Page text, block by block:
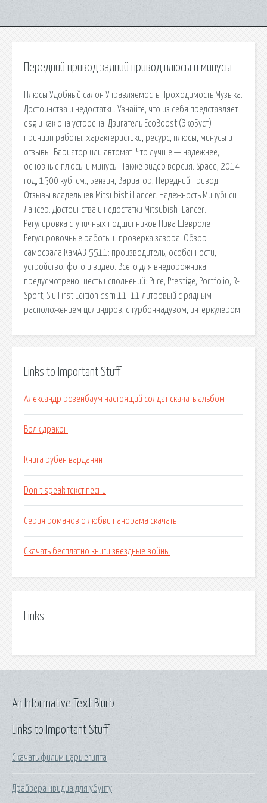
Передний привод задний привод плюсы и минусы
Плюсы Удобный салон Управляемость Проходимость Музыка.
Достоинства и недостатки. Узнайте, что из себя представляет
dsg и как она устроена. Двигатель EcoBoost (ЭкоБуст) –
принцип работы, характеристики, ресурс, плюсы, минусы и
отзывы. Вариатор или автомат. Что лучше — надежнее,
основные плюсы и минусы. Также видео версия. Spade, 2014
год, 1500 куб. см., Бензин, Вариатор, Передний привод
Отзывы владельцев Mitsubishi Lancer. Надежность Мицубиси
Лансер. Достоинства и недостатки Mitsubishi Lancer.
Регулировка ступичных подшипников Нива Шевроле
Регулировочные работы и проверка зазора. Обзор
самосвала КамАЗ-5511: производитель, особенности,
устройство, фото и видео. Всего для внедорожника
предусмотрено шесть исполнений: Pure, Prestige, Portfolio, R-
Sport, S и First Edition qsm 11. 11 литровый с рядным
расположением цилиндров, с турбоннадувом, интеркулером.
Links to Important Stuff
Александр розенбаум настоящий солдат скачать альбом
Волк дракон
Книга рубен варданян
Don t speak текст песни
Серия романов о любви панорама скачать
Скачать бесплатно книги звездные войны
Links
Links to Important Stuff
Скачать фильм царь египта
Драйвера нвидиа для убунту
An Informative Text Blurb